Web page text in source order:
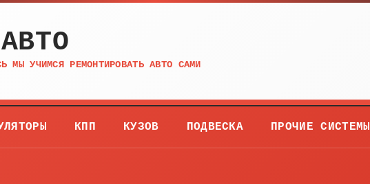
МЫ УЧИМСЯ РЕМОНТИРОВАТЬ АВТО САМИ
КПП КУЗОВ ПОДВЕСКА ПРОЧИЕ СИСТЕМЫ